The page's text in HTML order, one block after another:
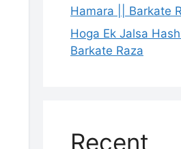
Hamara || Barkate
Hoga Ek Jalsa
Barkate Raza
Recent